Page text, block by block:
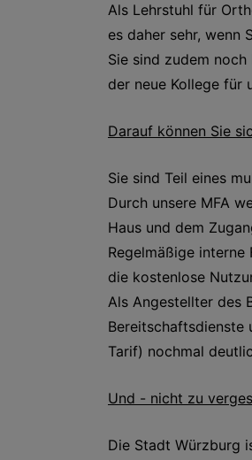
Als Lehrstuhl für
es daher sehr, wenn
Sie sind zudem
der neue Kollege für
Darauf können Sie
Sie sind Teil eines
Durch unsere MFA
Haus und dem
Regelmäßige
die kostenlose
Als Angestellter des
Bereitschaftsdienste
Tarif) nochmal
Und - nicht zu
Die Stadt Würzburg